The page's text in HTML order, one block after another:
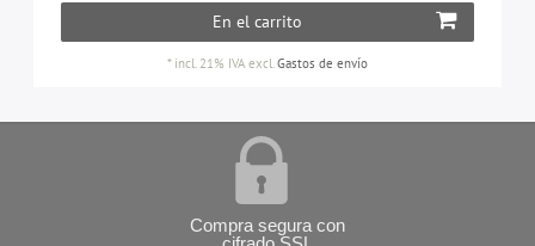
En el carrito
* incl. 21% IVA excl.Gastos de envío
Compra segura con